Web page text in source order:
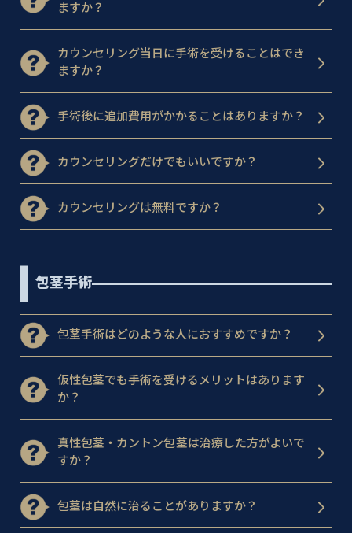
ますか？
カウンセリング当日に手術を受けることはでき
ますか？
手術後に追加費用がかかることはありますか？
カウンセリングだけでもいいですか？
カウンセリングは無料ですか？
包茎手術
包茎手術はどのような人におすすめですか？
仮性包茎でも手術を受けるメリットはあります
か？
真性包茎・カントン包茎は治療した方がよいで
すか？
包茎は自然に治ることがありますか？